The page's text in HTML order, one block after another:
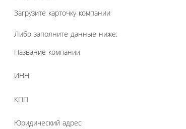
Загрузите карточку компании
Либо заполните данные ниже:
Название компании
ИНН
КПП
Юридический адрес